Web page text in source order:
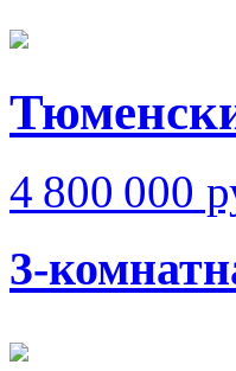
4 800 000
3-